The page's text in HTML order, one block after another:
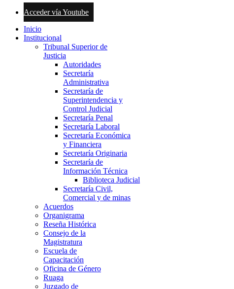
Acceder vía Youtube
Inicio
Institucional
Tribunal Superior de
Justicia
Autoridades
Secretaría
Administrativa
Secretaría de
Superintendencia y
Control Judicial
Secretaría Penal
Secretaría Laboral
Secretaría Económica
y Financiera
Secretaría Originaria
Secretaría de
Información Técnica
Biblioteca Judicial
Secretaría Civil,
Comercial y de minas
Acuerdos
Organigrama
Reseña Histórica
Consejo de la
Magistratura
Escuela de
Capacitación
Oficina de Género
Ruaga
Juzgado de